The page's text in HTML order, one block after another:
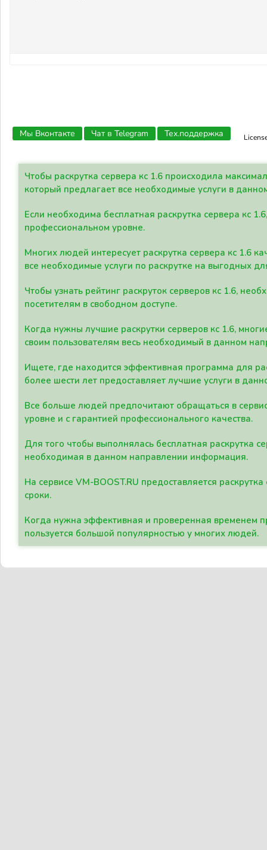
Мы Вконтакте Чат в Telegram Тех.поддержка
Чтобы раскрутка сервера кс 1.6 происходила
который предлагает все необходимые услуги в
Если необходима бесплатная раскрутка сервера кс
профессиональном уровне.
Многих людей интересует раскрутка сервера кс 1.6
все необходимые услуги по раскрутке на выгодных
Чтобы узнать рейтинг раскруток серверов кс 1.6,
посетителям в свободном доступе.
Когда нужны лучшие раскрутки серверов кс 1.6,
своим пользователям весь необходимый в данном
Ищете, где находится эффективная программа для
более шести лет предоставляет лучшие услуги в
Все больше людей предпочитают обращаться в
уровне и с гарантией профессионального качества.
Для того чтобы выполнялась бесплатная раскрутка
необходимая в данном направлении информация.
На сервисе VM-BOOST.RU предоставляется
сроки.
Когда нужна эффективная и проверенная временем
пользуется большой популярностью у многих людей.